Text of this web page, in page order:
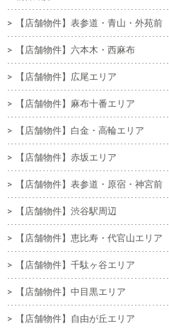
【店舗物件】表参道・青山・外苑前
【店舗物件】六本木・西麻布
【店舗物件】広尾エリア
【店舗物件】麻布十番エリア
【店舗物件】白金・高輪エリア
【店舗物件】赤坂エリア
【店舗物件】表参道・原宿・神宮前
【店舗物件】渋谷駅周辺
【店舗物件】恵比寿・代官山エリア
【店舗物件】千駄ヶ谷エリア
【店舗物件】中目黒エリア
【店舗物件】自由が丘エリア